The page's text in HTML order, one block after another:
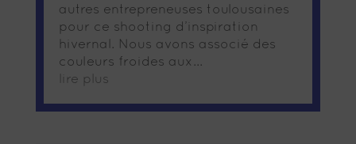
autres entrepreneuses toulousaines
pour ce shooting d’inspiration
hivernal. Nous avons associé des
couleurs froides aux...
lire plus